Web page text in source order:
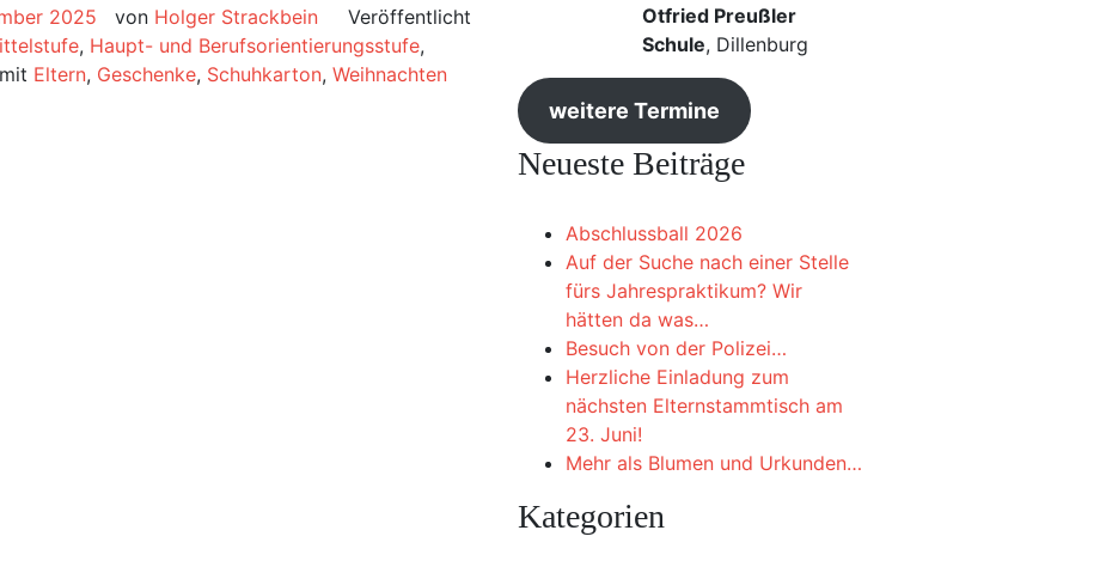
2025 von Holger Strackbein
Veröffentlicht
, Haupt- und Berufsorientierungsstufe,
Eltern, Geschenke, Schuhkarton, Weihnachten
Otfried Preußler
Schule, Dillenburg
weitere Termine
Neueste Beiträge
Abschlussball 2026
Auf der Suche nach einer Stelle
fürs Jahrespraktikum? Wir
hätten da was…
Besuch von der Polizei…
Herzliche Einladung zum
nächsten Elternstammtisch am
23. Juni!
Mehr als Blumen und Urkunden…
Kategorien